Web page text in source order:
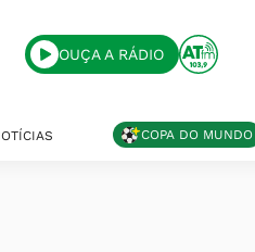
OUÇA A RÁDIO
COPA DO MUNDO